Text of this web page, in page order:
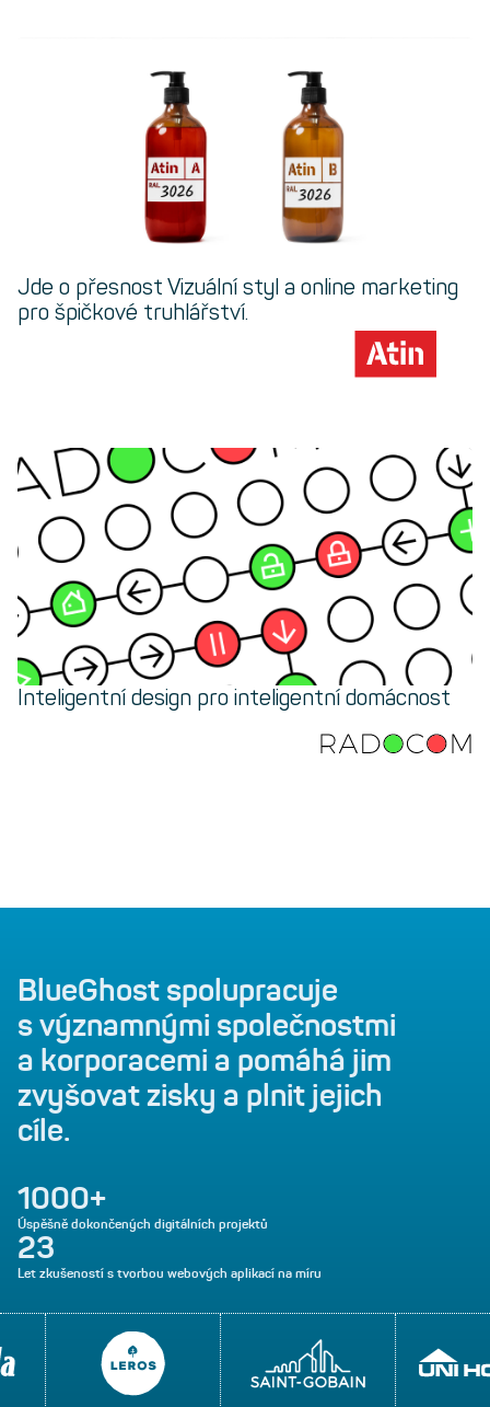
Jde o přesnost Vizuální styl a online marketing
pro špičkové truhlářství.
Inteligentní design pro inteligentní domácnost
BlueGhost spolupracuje
s významnými společnostmi
a korporacemi a pomáhá jim
zvyšovatzisky a plnit jejich
cíle.
1000+
Úspěšně dokončených digitálních projektů
23
Let zkušeností s tvorbou webových aplikací na míru